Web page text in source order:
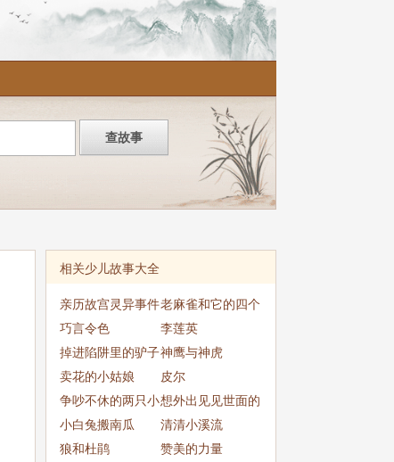
相关少儿故事大全
亲历故宫灵异事件老麻雀和它的四个
孩子
巧言令色
李莲英
掉进陷阱里的驴子神鹰与神虎
卖花的小姑娘
皮尔
争吵不休的两只小
狗
想外出见见世面的
王子
小白兔搬南瓜
清清小溪流
狼和杜鹃
赞美的力量